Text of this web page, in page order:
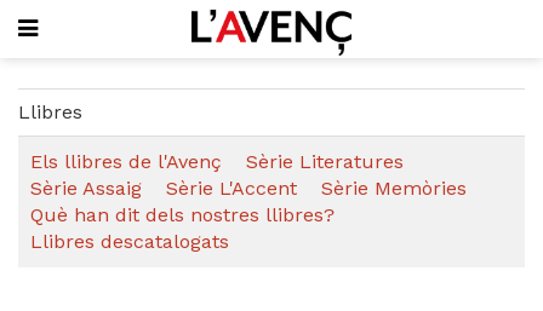
PORTADA
QUI SOM
L'AVENÇ PAPER
PLECS D'HISTÒRIA LOCAL
Llibres
Els llibres de l'Avenç
Sèrie Literatures
Sèrie Assaig
Sèrie L'Accent
Sèrie Memòries
Què han dit dels nostres llibres?
Llibres descatalogats